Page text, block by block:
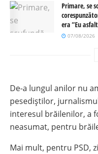
Primare, se
era ”Eu
07/08/2026
De-a lungul anilor nu
pesediștilor,
interesul brăilenilor, a
neasumat, pentru
Mai mult, pentru PSD,